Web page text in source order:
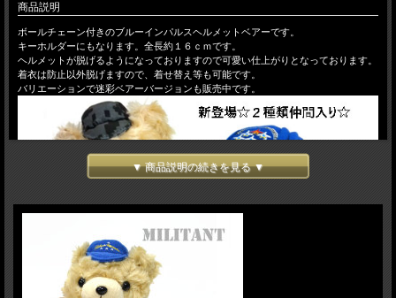
商品説明
ボールチェーン付きのブルーインパルスヘルメットベアーです。
キーホルダーにもなります。全長約１６ｃｍです。
ヘルメットが脱げるようになっておりますので可愛い仕上がりとなっております。
着衣は防止以外脱げますので、着せ替え等も可能です。
バリエーションで迷彩ベアーバージョンも販売中です。
▼ 商品説明の続きを見る ▼